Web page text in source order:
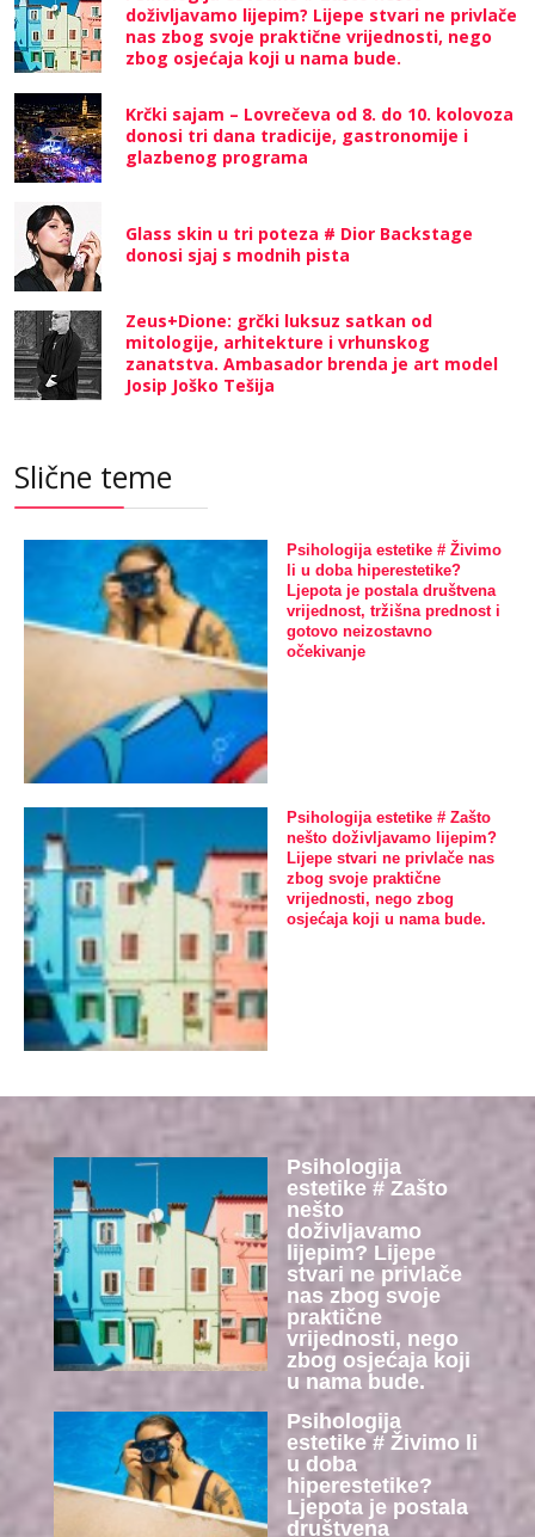
doživljavamo lijepim? Lijepe stvari ne privlače
nas zbog svoje praktične vrijednosti, nego
zbog osjećaja koji u nama bude.
Krčki sajam – Lovrečeva od 8. do 10. kolovoza
donosi tri dana tradicije, gastronomije i
glazbenog programa
Glass skin u tri poteza # Dior Backstage
donosi sjaj s modnih pista
Zeus+Dione: grčki luksuz satkan od
mitologije, arhitekture i vrhunskog
zanatstva. Ambasador brenda je art model
Josip Joško Tešija
Slične teme
Psihologija estetike # Živimo
li u doba hiperestetike?
Ljepota je postala društvena
vrijednost, tržišna prednost i
gotovo neizostavno
očekivanje
Psihologija estetike # Zašto
nešto doživljavamo lijepim?
Lijepe stvari ne privlače nas
zbog svoje praktične
vrijednosti, nego zbog
osjećaja koji u nama bude.
Psihologija
estetike # Zašto
nešto
doživljavamo
lijepim? Lijepe
stvari ne privlače
nas zbog svoje
praktične
vrijednosti, nego
zbog osjećaja koji
u nama bude.
Psihologija
estetike # Živimo li
u doba
hiperestetike?
Ljepota je postala
društvena